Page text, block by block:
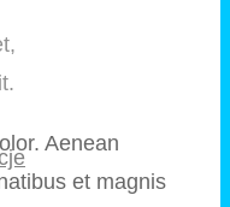
Aenean
et magnis